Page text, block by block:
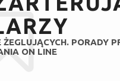
PORADY
ON LINE